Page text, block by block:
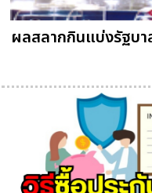
ผลสลากกินแบ่งรัฐบา